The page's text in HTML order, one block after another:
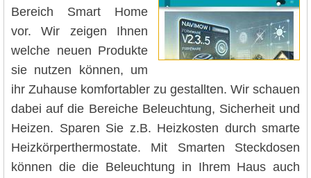
Bereich Smart Home
vor. Wir zeigen Ihnen
welche neuen Produkte
sie nutzen können, um
ihr Zuhause komfortabler zu gestallten. Wir schauen
dabei auf die Bereiche Beleuchtung, Sicherheit und
Heizen. Sparen Sie z.B. Heizkosten durch smarte
Heizkörperthermostate. Mit Smarten Steckdosen
können die die Beleuchtung in Ihrem Haus auch